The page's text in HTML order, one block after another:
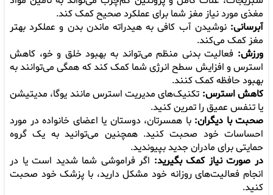
مغذی مورد نیاز مغز شما برای عملکرد صحیح کمک کند.
آبرسانی: نوشیدن آب کافی به هیدراته ماندن بدن و عملکرد بهتر
مغز کمک می‌کند.
ورزش: فعالیت بدنی منظم می‌تواند به بهبود خلق و خو، کاهش
استرس و افزایش سطح انرژی شما کمک کند که همگی می‌توانند به
بهبود حافظه کمک کنند.
کاهش استرس: تکنیک‌های مدیریت استرس مانند یوگا، مدیتیشن
یا تنفس عمیق را تمرین کنید.
صحبت با دیگران: با همسرتان، دوستان یا اعضای خانواده در مورد
احساسات خود صحبت کنید. همچنین می‌توانید به یک گروه
حمایتی برای مادران جدید بپیوندید.
در صورت نیاز کمک بگیرید: اگر فراموشی شما شدید است یا در
انجام فعالیت‌های روزانه خود مشکل دارید، با پزشک خود صحبت
کنید.